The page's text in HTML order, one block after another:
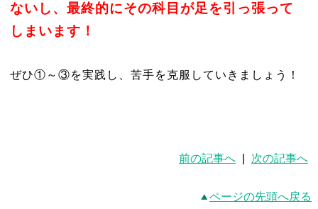
ないし、最終的にその科目が足を引っ張って
しまいます！
ぜひ①～③を実践し、苦手を克服していきましょう！
前の記事へ 次の記事へ
ページの先頭へ戻る